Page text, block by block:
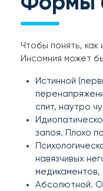
Чтобы понять,
Инсомния может
Истинной
спит, наутро
запоя. Плохо
навязчивых
Абсолютной.